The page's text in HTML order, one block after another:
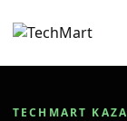
TECHMART